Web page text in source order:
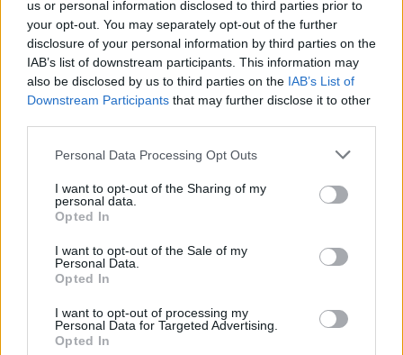
us or personal information disclosed to third parties prior to
your opt-out. You may separately opt-out of the further
disclosure of your personal information by third parties on the
IAB’s list of downstream participants. This information may
also be disclosed by us to third parties on the IAB’s List of
Downstream Participants that may further disclose it to other
Personal Data Processing Opt Outs
I want to opt-out of the Sharing of my
personal data.
Opted In
I want to opt-out of the Sale of my
Personal Data.
Opted In
I want to opt-out of processing my
Personal Data for Targeted Advertising.
Opted In
Visi įrašai
Žiūrimiausi įrašai
00:00:30
Vaizdai iš tragiškos avarijos Vilniaus r.: dviejų moterų ir
vaiko gyvybių išgelbėti nepavyko
Žinios | Lietuvos diena
00:00:57
Savaitės vidurys nusimato karštas: temperatūra kils iki
Žinios | Orai